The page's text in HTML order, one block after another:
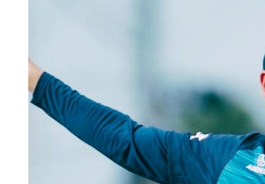
“Não foram cinco vezes, foram quatro”:
Garotinho ‘corrige’ fala de Eduardo Paes
sobre prisões